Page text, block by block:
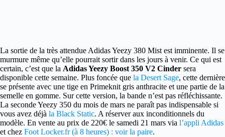
La sortie de la très attendue Adidas Yeezy 380 Mist est imminente. Il se
murmure même qu’elle pourrait sortir dans les jours à venir. Ce qui est
certain, c’est que la Adidas Yeezy Boost 350 V2 Cinder sera
disponible cette semaine. Plus foncée que la Desert Sage, cette dernière
se présente avec une tige en Primeknit gris anthracite et une partie de la
semelle en gomme. Sur cette version, la bande n’est pas réfléchissante.
La seconde Yeezy 350 du mois de mars ne paraît pas indispensable si
vous avez déjà la Black Static. A réserver aux inconditionnels du
modèle. En vente au prix de 220€ le samedi 21 mars via l’appli Adidas
et chez Foot Locker.fr (à 8 heures) : voir la paire.